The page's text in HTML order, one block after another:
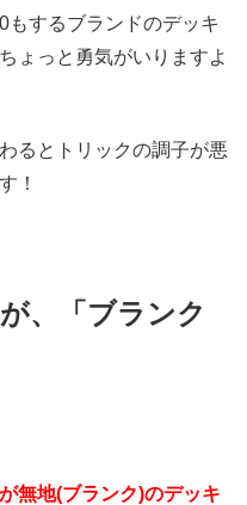
もするブランドのデッキ
ょっと勇気がいりますよ
るとトリックの調子が悪
！
、「ブランク
無地(ブランク)のデッキ